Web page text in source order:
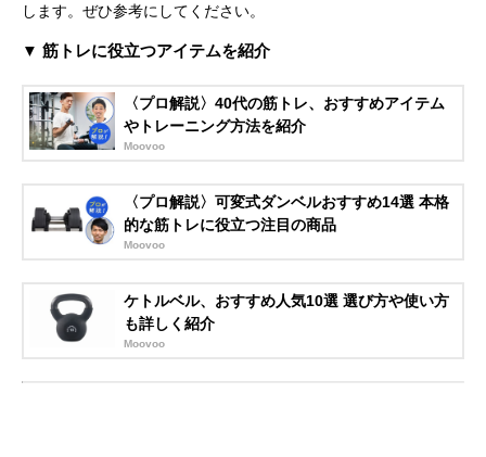
します。ぜひ参考にしてください。
▼ 筋トレに役立つアイテムを紹介
〈プロ解説〉40代の筋トレ、おすすめアイテム
やトレーニング方法を紹介
Moovoo
〈プロ解説〉可変式ダンベルおすすめ14選 本格
的な筋トレに役立つ注目の商品
Moovoo
ケトルベル、おすすめ人気10選 選び方や使い方
も詳しく紹介
Moovoo